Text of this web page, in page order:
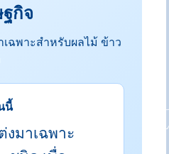
กิจ
ฉพาะสำหรับผลไม้ ข้าว
นี้
มาเฉพาะ